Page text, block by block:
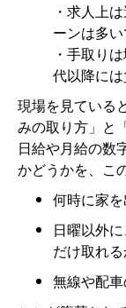
・求人上
ーンは多い
・手取り
代以降には
現場を見ている
みの取り方」と
日給や月給の数
かどうかを、こ
何時に家
日曜以外
だけ取れ
無線や配